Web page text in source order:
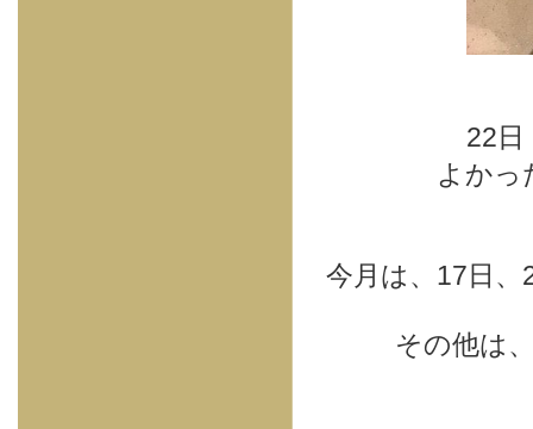
22
よかっ
今月は、17日
その他は